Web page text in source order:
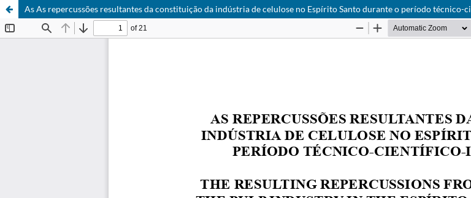
As As repercussões resultantes da constituição da indústria de celulose no Espírito Santo durante o período